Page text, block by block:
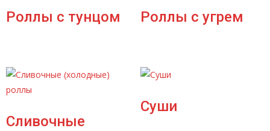
Роллы с тунцом Роллы с угрем
Сливочные
Суши